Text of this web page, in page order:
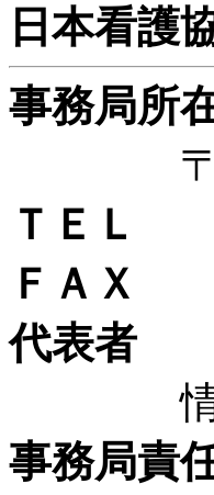
日本看護
事務局所
〒150-
ＴＥＬ
ＦＡＸ
代表者
情報
事務局責